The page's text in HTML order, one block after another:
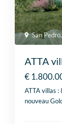
San Pedro
ATTA
€
ATTA villas :
nouveau